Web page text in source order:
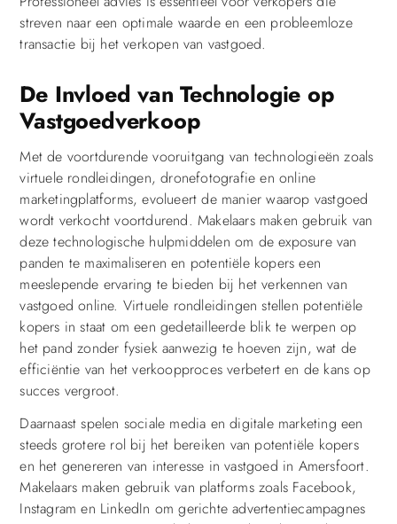
streven naar een optimale waarde en een probleemloze
transactie bij het verkopen van vastgoed.
De Invloed van Technologie op
Vastgoedverkoop
Met de voortdurende vooruitgang van technologieën zoals
virtuele rondleidingen, dronefotografie en online
marketingplatforms, evolueert de manier waarop vastgoed
wordt verkocht voortdurend. Makelaars maken gebruik van
deze technologische hulpmiddelen om de exposure van
panden te maximaliseren en potentiële kopers een
meeslepende ervaring te bieden bij het verkennen van
vastgoed online. Virtuele rondleidingen stellen potentiële
kopers in staat om een gedetailleerde blik te werpen op
het pand zonder fysiek aanwezig te hoeven zijn, wat de
efficiëntie van het verkoopproces verbetert en de kans op
succes vergroot.
Daarnaast spelen sociale media en digitale marketing een
steeds grotere rol bij het bereiken van potentiële kopers
en het genereren van interesse in vastgoed in Amersfoort.
Makelaars maken gebruik van platforms zoals Facebook,
Instagram en LinkedIn om gerichte advertentiecampagnes